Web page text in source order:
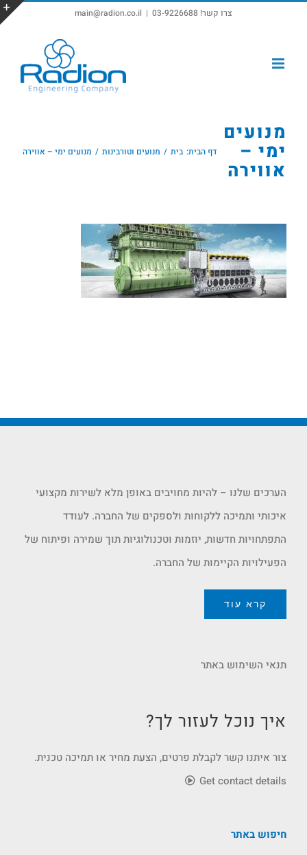
צרו קשר! 03-9226688 |
main@radion.co.il
מנועים
ימי –
אווירה
דף הבית: בית מנועים וטורבינות מנועים ימי – אווירה
הערכים שלנו – להיות מחויבים באופן מלא לשירות מקצועי
איכותי ותמיכה ללקוחות ולספקים של החברה. לעודד
התפתחויות חדשות, יוזמות וטכנולוגיות תוך שמירה ופיתוח של
הפעילויות הקיימות של החברה.
קרא עוד
תנאי השימוש באתר
איך נוכל לעזור לך?
צור איתנו קשר לקבלת פרטים, הצעת מחיר או תמיכה טכנית.
Get contact details
חיפוש באתר